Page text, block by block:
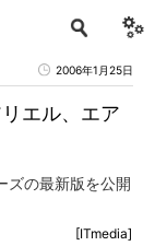
2006年1月25日
エル、エア
ズの最新版を公開
[ITmedia]